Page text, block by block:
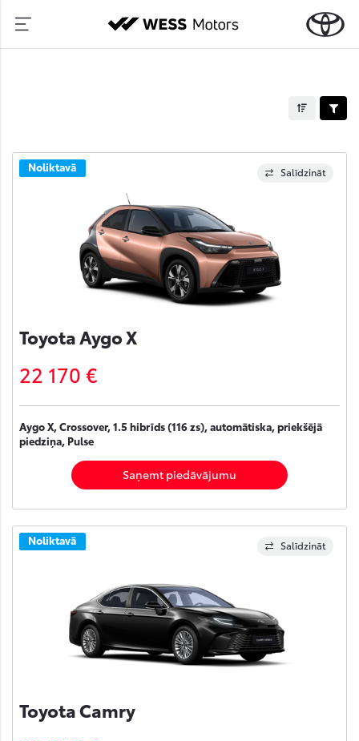
Salīdzināt
Noliktavā
Toyota Aygo X
22 170 €
Aygo X, Crossover, 1.5 hibrīds (116 zs), automātiska, priekšējā
piedziņa, Pulse
Saņemt piedāvājumu
Salīdzināt
Noliktavā
Toyota Camry